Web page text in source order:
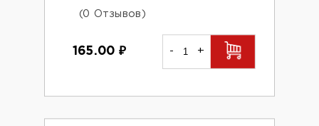
(0 Отзывов)
165.00 ₽ - +